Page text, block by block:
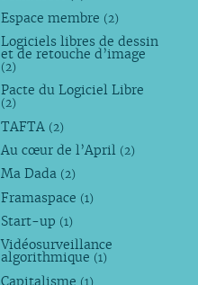
Espace membre (2)
Logiciels libres de dessin
et de retouche d’image
(2)
Pacte du Logiciel Libre
(2)
TAFTA (2)
Au cœur de l’April (2)
Ma Dada (2)
Framaspace (1)
Start-up (1)
Vidéosurveillance
algorithmique (1)
Capitalisme (1)